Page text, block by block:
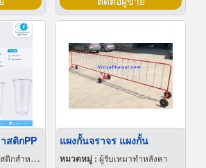
สติกPP
หรับบรรจุ
แผงกั้นจราจร แผงกั้น
หมวดหมู่ : ผู้รับเหมาทำหลังคา